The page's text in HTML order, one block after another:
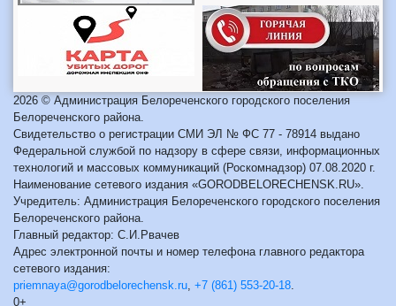
2026 © Администрация Белореченского городского поселения
Белореченского района.
Свидетельство о регистрации СМИ ЭЛ № ФС 77 - 78914 выдано
Федеральной службой по надзору в сфере связи, информационных
технологий и массовых коммуникаций (Роскомнадзор) 07.08.2020 г.
Наименование сетевого издания «GORODBELORECHENSK.RU».
Учредитель: Администрация Белореченского городского поселения
Белореченского района.
Главный редактор: С.И.Рвачев
Адрес электронной почты и номер телефона главного редактора
сетевого издания:
priemnaya@gorodbelorechensk.ru +7 (861) 553-20-18
0+